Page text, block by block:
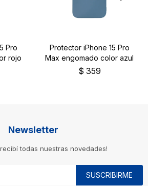
Pro
rojo
Protector iPhone 15 Pro
Max engomado color azul
$ 359
Newsletter
todas nuestras novedades!
SUSCRIBIRME